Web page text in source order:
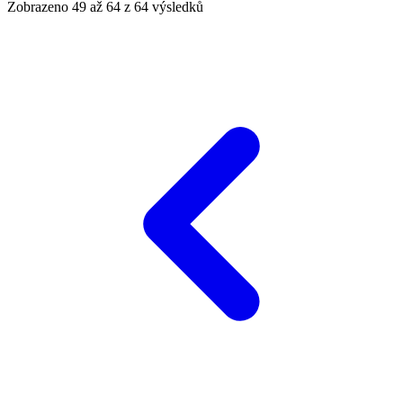
Zobrazeno 49 až 64 z 64 výsledků